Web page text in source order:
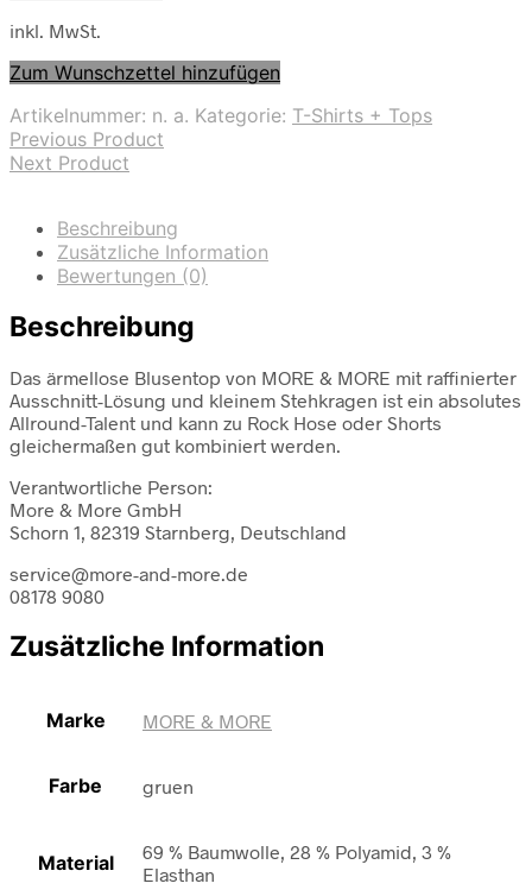
inkl. MwSt.
Zum Wunschzettel hinzufügen
Artikelnummer: n. a. Kategorie: T-Shirts + Tops
Previous Product
Next Product
Beschreibung
Zusätzliche Information
Bewertungen (0)
Beschreibung
Das ärmellose Blusentop von MORE & MORE mit raffinierter
Ausschnitt-Lösung und kleinem Stehkragen ist ein absolutes
Allround-Talent und kann zu Rock Hose oder Shorts
gleichermaßen gut kombiniert werden.
Verantwortliche Person:
More & More GmbH
Schorn 1, 82319 Starnberg, Deutschland
service@more-and-more.de
08178 9080
Zusätzliche Information
Marke MORE & MORE
Farbe gruen
Material
69 % Baumwolle, 28 % Polyamid, 3 %
Elasthan